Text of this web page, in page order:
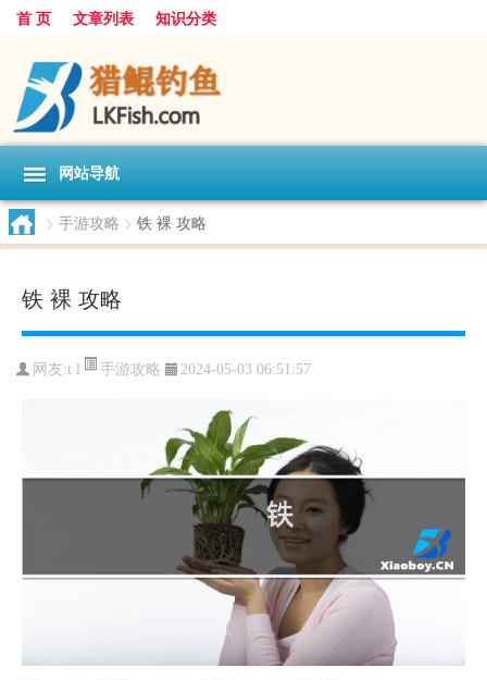
首 页 文章列表 知识分类
网站导航
> 手游攻略 > 铁 裸 攻略
铁 裸 攻略
网友:t l 手游攻略 2024-05-03 06:51:57